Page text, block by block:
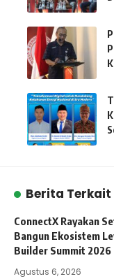
Berita Terkait
ConnectX Rayakan
Bangun Ekosistem
Builder Summit 2026
Agustus 6, 2026